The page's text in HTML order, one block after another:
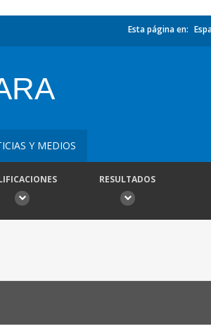
Esta página en:
Y MEDIOS
RESULTADOS